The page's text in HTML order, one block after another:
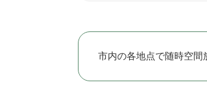
市内の各地点で随時空間